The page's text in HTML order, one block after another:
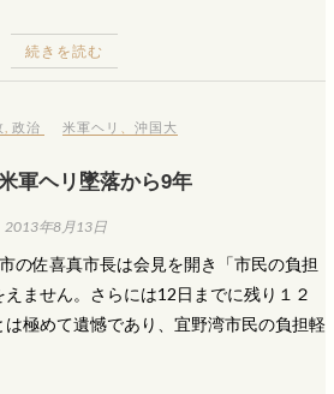
続きを読む
,政治 米軍ヘリ 、沖国大
軍ヘリ墜落から9年
2013年8月13日
の佐喜真市長は会見を開き「市民の負担
ません。さらには12日までに残り１２
極めて遺憾であり、宜野湾市民の負担軽